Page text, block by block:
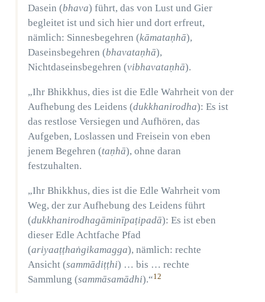
Dasein (bhava) führt, das von Lust und Gier
begleitet ist und sich hier und dort erfreut,
nämlich: Sinnesbegehren (kāmataṇhā),
Daseinsbegehren (bhavataṇhā),
Nichtdaseinsbegehren (vibhavataṇhā).
„Ihr Bhikkhus, dies ist die Edle Wahrheit von der
Aufhebung des Leidens (dukkhanirodha): Es ist
das restlose Versiegen und Aufhören, das
Aufgeben, Loslassen und Freisein von eben
jenem Begehren (taṇhā), ohne daran
festzuhalten.
„Ihr Bhikkhus, dies ist die Edle Wahrheit vom
Weg, der zur Aufhebung des Leidens führt
(dukkhanirodhagāminīpaṭipadā): Es ist eben
dieser Edle Achtfache Pfad
(ariyaaṭṭhaṅgikamagga), nämlich: rechte
Ansicht (sammādiṭṭhi) … bis … rechte
Sammlung (sammāsamādhi).“12